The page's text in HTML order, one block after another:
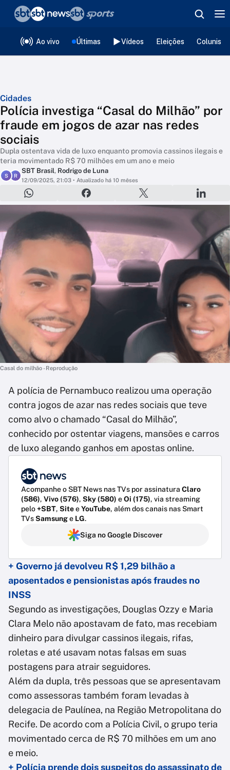
Ao vivo Últimas Vídeos Eleições
Cidades
Polícia investiga “Casal do Milhão” por
fraude em jogos de azar nas redes
sociais
Dupla ostentava vida de luxo enquanto promovia cassinos ilegais e
teria movimentado R$ 70 milhões em um ano e meio
S R
SBT Brasil, Rodrigo de Luna
12/09/2025, 21:03 • Atualizado há 10 mêses
Casal do milhão - Reprodução
A polícia de Pernambuco realizou uma operação
contra jogos de azar nas redes sociais que teve
como alvo o chamado “Casal do Milhão”,
conhecido por ostentar viagens, mansões e carros
de luxo alegando ganhos em apostas online.
Acompanhe o SBT News nas TVs por assinatura Claro
(586), Vivo (576), Sky (580) eOi (175), via streaming
pelo+SBT, SiteeYouTube, além dos canais nas Smart
TVsSamsunge LG.
Siga no Google Discover
+ Governo já devolveu R$ 1,29 bilhão a
aposentados e pensionistas após fraudes no
INSS
Segundo as investigações, Douglas Ozzy e Maria
Clara Melo não apostavam de fato, mas recebiam
dinheiro para divulgar cassinos ilegais, rifas,
roletas e até usavam notas falsas em suas
postagens para atrair seguidores.
Além da dupla, três pessoas que se apresentavam
como assessoras também foram levadas à
delegacia de Paulínea, na Região Metropolitana do
Recife. De acordo com a Polícia Civil, o grupo teria
movimentado cerca de R$ 70 milhões em um ano
e meio.
+ Polícia prende dois suspeitos do assassinato de
❮voltar
Editorias